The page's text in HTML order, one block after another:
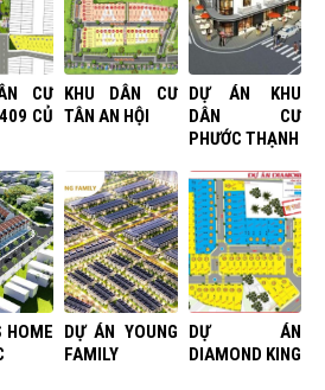
CƯ
CỦ
KHU DÂN CƯ
TÂN AN HỘI
DỰ ÁN KHU
DÂN CƯ
PHƯỚC THẠNH
HOME
DỰ ÁN YOUNG
FAMILY
DỰ ÁN
DIAMOND KING